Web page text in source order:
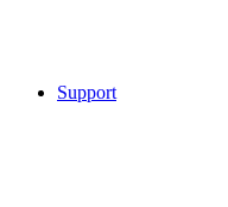
Support